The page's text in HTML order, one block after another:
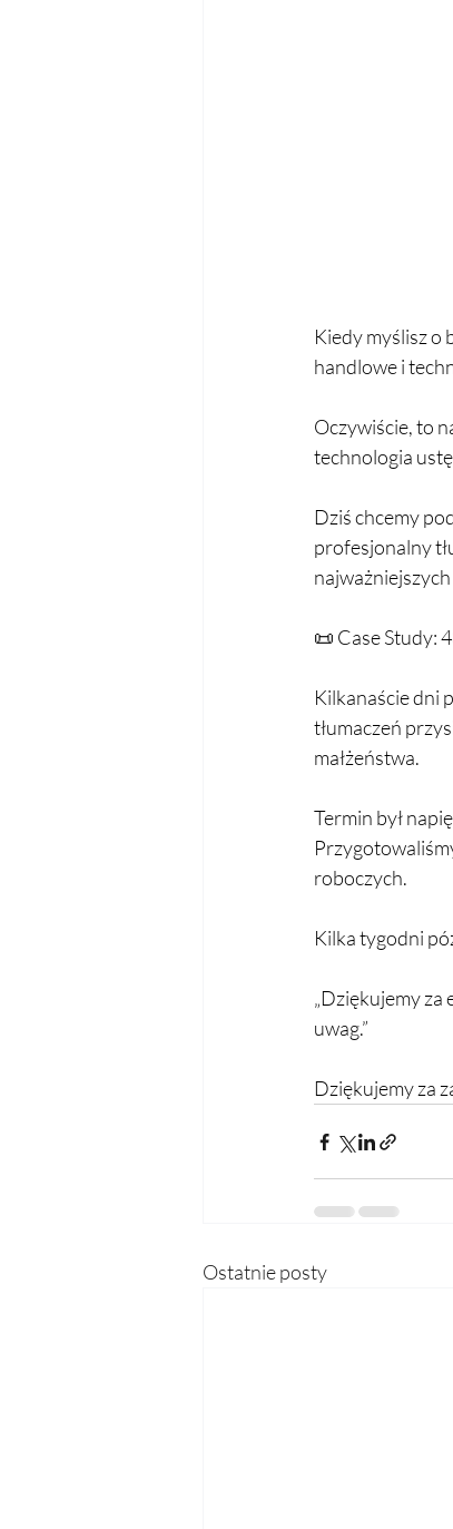
Kiedy myślisz o
handlowe i
Oczywiście, to
technologia
Dziś chcemy
profesjonalny
📜 Case Study:
Kilkanaście dni
tłumaczeń
małżeństwa.
Termin był
roboczych.
Kilka tygodni
„Dziękujemy za
uwag.”
Dziękujemy za
Ostatnie posty